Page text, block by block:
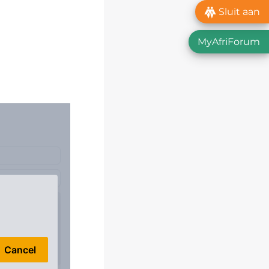
Sluit aan
MyAfriForum